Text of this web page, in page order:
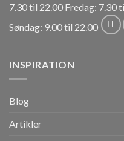
7.30 til 22.00 Fredag: 7.30
Søndag: 9.00 til 22.00
INSPIRATION
Blog
Artikler